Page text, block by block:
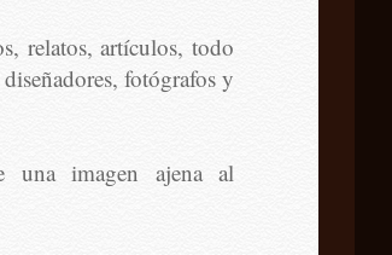
relatos, artículos, todo
fotógrafos y
una imagen ajena al